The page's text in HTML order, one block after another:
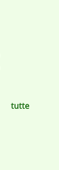
tutte